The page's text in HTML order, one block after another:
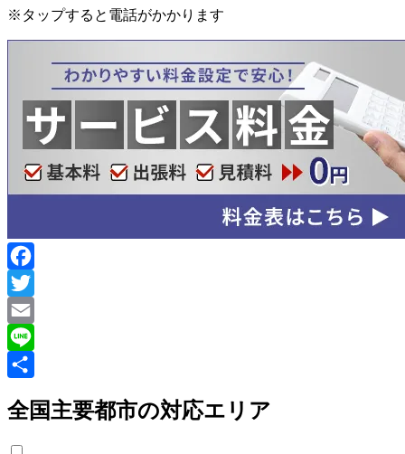
※タップすると電話がかかります
Facebook
Twitter
Email
Line
有
全国主要都市の対応エリア